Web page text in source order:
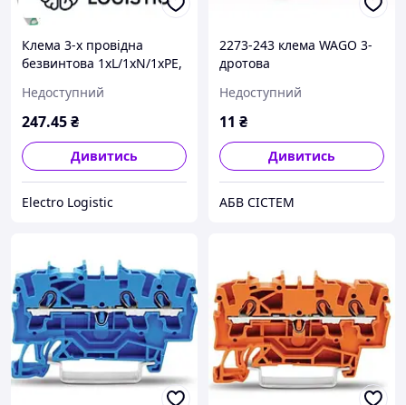
Клема 3-х провідна
безвинтова 1хL/1хN/1хPE,
самозажимна PE, сірий
колір
Недоступний
247.45₴
Дивитись
Electro Logistic
2273-243 клема WAGO 3-
дротова
Недоступний
11 ₴
Дивитись
АБВ СІСТЕМ